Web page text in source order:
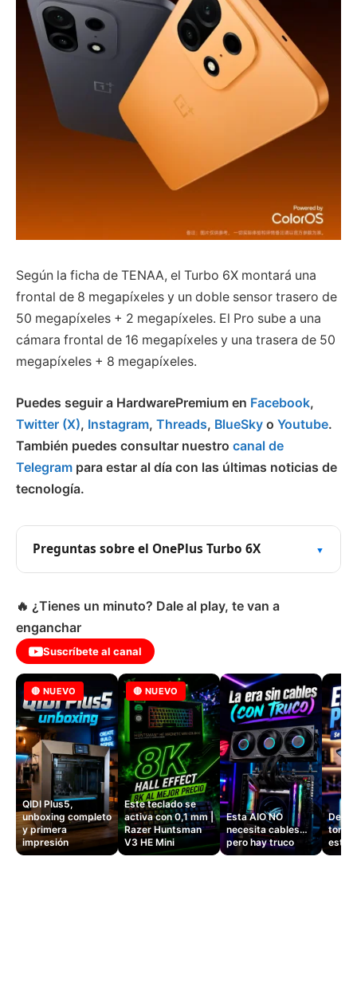
Según la ficha de TENAA, el Turbo 6X montará una
frontal de 8 megapíxeles y un doble sensor trasero de
50 megapíxeles + 2 megapíxeles. El Pro sube a una
cámara frontal de 16 megapíxeles y una trasera de 50
megapíxeles + 8 megapíxeles.
Puedes seguir a HardwarePremium en Facebook,
Twitter (X), Instagram, Threads, BlueSky o Youtube.
También puedes consultar nuestro canal de
Telegram para estar al día con las últimas noticias de
tecnología.
Preguntas sobre el OnePlus Turbo 6X
🔥 ¿Tienes un minuto? Dale al play, te van a
enganchar
Suscríbete al canal
🔴 NUEVO
QIDI Plus5,
unboxing completo
y primera
impresión
🔴 NUEVO
Este teclado se
activa con 0,1 mm |
Razer Huntsman
V3 HE Mini
Esta AIO NO
necesita cables…
pero hay truco
Dejé
este